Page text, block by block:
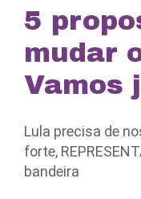
5
mudar
Vamos
Lula precisa de
forte,
bandeira